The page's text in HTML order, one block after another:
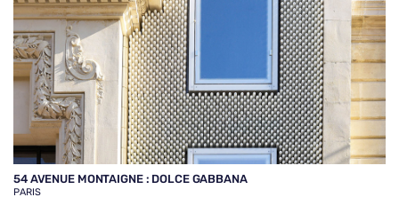
54 AVENUE MONTAIGNE : DOLCE GABBANA
PARIS